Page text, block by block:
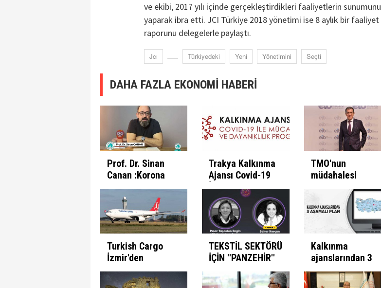
ve ekibi, 2017 yılı içinde gerçekleştirdikleri faaliyetlerin sunumunu
yaparak ibra etti. JCI Türkiye 2018 yönetimi ise 8 aylık bir faaliyet
raporunu delegelerle paylaştı.
Jcı Türkiyedeki Yeni Yönetimini Seçti
DAHA FAZLA EKONOMİ HABERİ
Prof. Dr. Sinan
Canan :Korona
Günlerinde
İnsanın Fabrika
Ayarları
Trakya Kalkınma
Ajansı Covid-19
İle Mücadele
Programını İlan
Etti
TMO'nun
müdahalesi
kazandırıyor
Turkish Cargo
İzmir'den
seferlerine
başlıyor
TEKSTİL SEKTÖRÜ
İÇİN ''PANZEHİR''
BULUNDU
Kalkınma
ajanslarından 3
aşamalı plan